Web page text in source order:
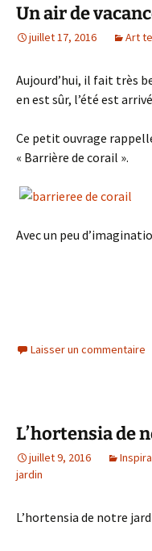
Un air de
juillet 17, 2016 Art
Aujourd’hui, il fait très
en est sûr, l’été est
Ce petit ouvrage
« Barrière de corail ».
Avec un peu
Laisser un commentaire
L’hortensia de
juillet 9, 2016
jardin
L’hortensia de notre